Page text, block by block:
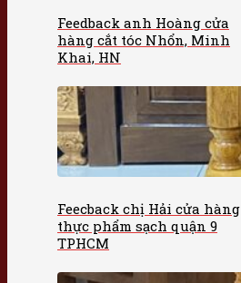
Feedback anh Hoàng cửa
hàng cắt tóc Nhổn, Minh
Khai, HN
Feecback chị Hải cửa hàng
thực phẩm sạch quận 9
TPHCM